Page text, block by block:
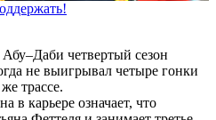
четвертый сезон
не выигрывал четыре гонки
трассе.
в карьере означает, что